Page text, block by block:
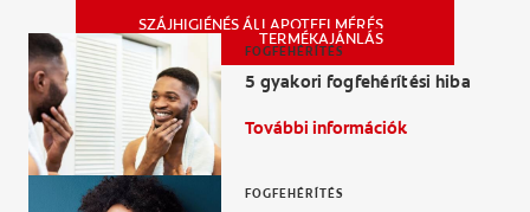
SZÁJHIGIÉNÉS ÁLLAPOTFELMÉRÉS
SZÁJHIGIÉNÉS ÁLLAPOTFELMÉRÉS
TERMÉKAJÁNLÁS
FOGFEHÉRÍTÉS
5 gyakori fogfehérítési hiba
További információk
FOGFEHÉRÍTÉS